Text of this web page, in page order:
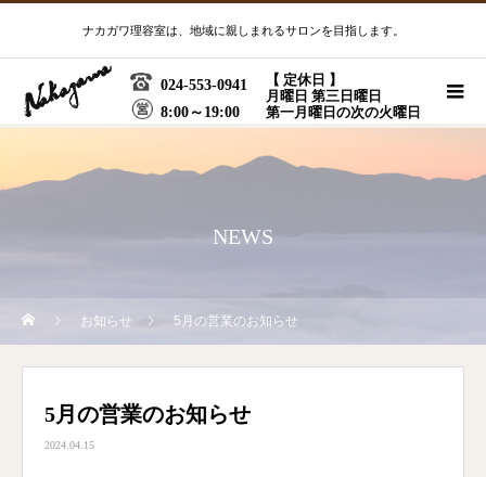
ナカガワ理容室は、地域に親しまれるサロンを目指します。
024-553-0941
【 定休日 】
月曜日 第三日曜日
第一月曜日の次の火曜日
8:00～19:00
NEWS
お知らせ 5月の営業のお知らせ
5月の営業のお知らせ
2024.04.15